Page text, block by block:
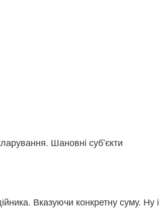
Шановні субʼєкти
Вказуючи конкретну суму. Ну і